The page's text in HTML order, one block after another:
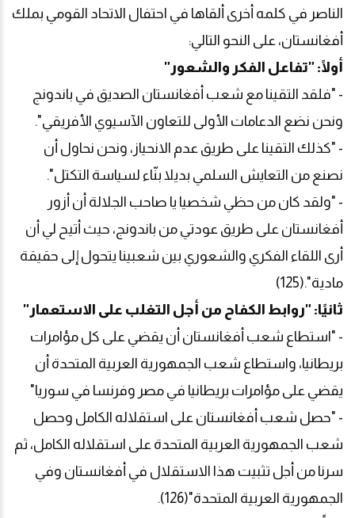
الناصر في كلمه أخرى ألقاها في احتفال الاتحاد القومي بملك
أفغانستان، على النحو التالي:
أولًا: "تفاعل الفكر والشعور"
- "فلقد التقينا مع شعب أفغانستان الصديق في باندونج
ونحن نضع الدعامات الأولى للتعاون الآسيوي الأفريقي".
- "كذلك التقينا على طريق عدم الانحياز، ونحن نحاول أن
نصنع من التعايش السلمي بديلا بنّاء لسياسة التكتل".
- "ولقد كان من حظي شخصيا يا صاحب الجلالة أن أزور
أفغانستان على طريق عودتي من باندونج، حيث أتيح لي أن
أرى اللقاء الفكري والشعوري بين شعبينا يتحول إلى حقيقة
مادية".(125)
ثانيًا: "روابط الكفاح من أجل التغلب على الاستعمار"
- "استطاع شعب أفغانستان أن يقضي على كل مؤامرات
بريطانيا، واستطاع شعب الجمهورية العربية المتحدة أن
يقضي على مؤامرات بريطانيا في مصر وفرنسا في سوريا"
- "حصل شعب أفغانستان على استقلاله الكامل وحصل
شعب الجمهورية العربية المتحدة على استقلاله الكامل، ثم
سرنا من أجل تثبيت هذا الاستقلال في أفغانستان وفي
الجمهورية العربية المتحدة"(126).